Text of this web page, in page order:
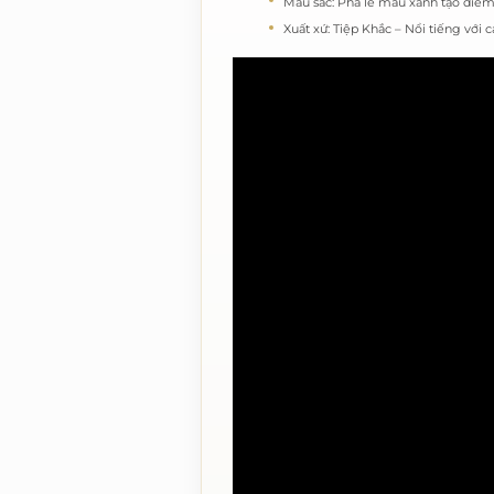
Xuất xứ: Tiệp Khắc – Nổi tiếng với